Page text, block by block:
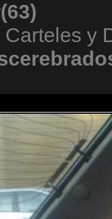
Carteles y